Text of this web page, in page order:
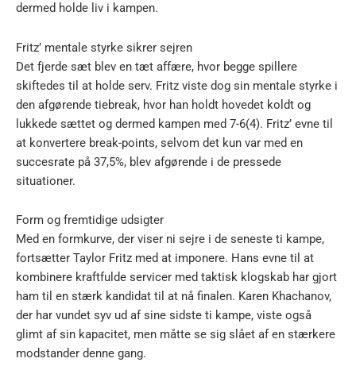
dermed holde liv i kampen.
Fritz’ mentale styrke sikrer sejren
Det fjerde sæt blev en tæt affære, hvor begge spillere
skiftedes til at holde serv. Fritz viste dog sin mentale styrke i
den afgørende tiebreak, hvor han holdt hovedet koldt og
lukkede sættet og dermed kampen med 7-6(4). Fritz’ evne til
at konvertere break-points, selvom det kun var med en
succesrate på 37,5%, blev afgørende i de pressede
situationer.
Form og fremtidige udsigter
Med en formkurve, der viser ni sejre i de seneste ti kampe,
fortsætter Taylor Fritz med at imponere. Hans evne til at
kombinere kraftfulde servicer med taktisk klogskab har gjort
ham til en stærk kandidat til at nå finalen. Karen Khachanov,
der har vundet syv ud af sine sidste ti kampe, viste også
glimt af sin kapacitet, men måtte se sig slået af en stærkere
modstander denne gang.